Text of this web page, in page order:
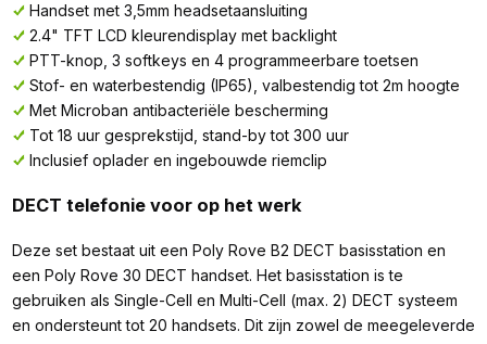
Handset met 3,5mm headsetaansluiting
2.4" TFT LCD kleurendisplay met backlight
PTT-knop, 3 softkeys en 4 programmeerbare toetsen
Stof- en waterbestendig (IP65), valbestendig tot 2m hoogte
Met Microban antibacteriële bescherming
Tot 18 uur gesprekstijd, stand-by tot 300 uur
Inclusief oplader en ingebouwde riemclip
DECT telefonie voor op het werk
Deze set bestaat uit een Poly Rove B2 DECT basisstation en
een Poly Rove 30 DECT handset. Het basisstation is te
gebruiken als Single-Cell en Multi-Cell (max. 2) DECT systeem
en ondersteunt tot 20 handsets. Dit zijn zowel de meegeleverde